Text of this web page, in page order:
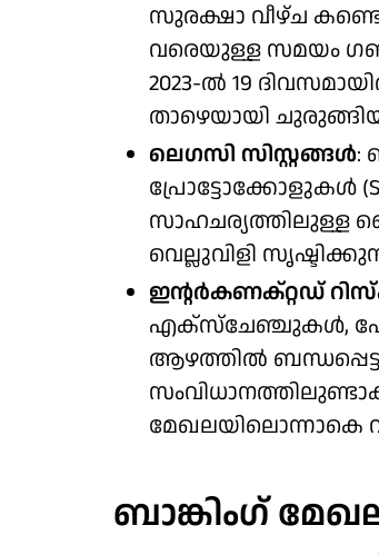
സുരക്ഷാ വീഴ്ച
വരെയുള്ള സമയം
2023-ൽ 19
താഴെയായി
ലെഗസി സിസ്റ്റങ്ങൾ:
പ്രോട്ടോക്കോളുകൾ
സാഹചര്യത്തിലുള്ള
വെല്ലുവിളി
ഇന്റർകണക്റ്റഡ്
എക്സ്ചേഞ്ചുകൾ,
ആഴത്തിൽ
മേഖലയിലൊന്നാകെ
ബാങ്കിം​ഗ്